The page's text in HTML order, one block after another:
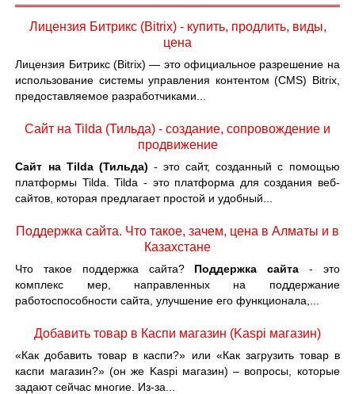
Лицензия Битрикс (Bitrix) - купить, продлить, виды,
цена
Лицензия Битрикс (Bitrix) — это официальное разрешение на
использование системы управления контентом (CMS) Bitrix,
предоставляемое разработчиками...
Сайт на Tilda (Тильда) - создание, сопровождение и
продвижение
Сайт на Tilda (Тильда) - это сайт, созданный с помощью
платформы Tilda. Tilda - это платформа для создания веб-
сайтов, которая предлагает простой и удобный...
Поддержка сайта. Что такое, зачем, цена в Алматы и в
Казахстане
Что такое поддержка сайта? Поддержка сайта - это
комплекс мер, направленных на поддержание
работоспособности сайта, улучшение его функционала,...
Добавить товар в Каспи магазин (Kaspi магазин)
«Как добавить товар в каспи?» или «Как загрузить товар в
каспи магазин?» (он же Kaspi магазин) – вопросы, которые
задают сейчас многие. Из-за...